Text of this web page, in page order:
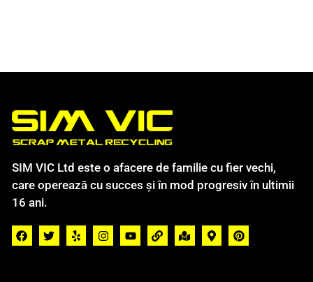
SIM VIC Ltd este o afacere de familie cu fier vechi,
care operează cu succes și în mod progresiv în ultimii
16 ani.